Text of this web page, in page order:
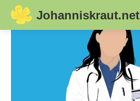
Skip
Johanniskraut.net